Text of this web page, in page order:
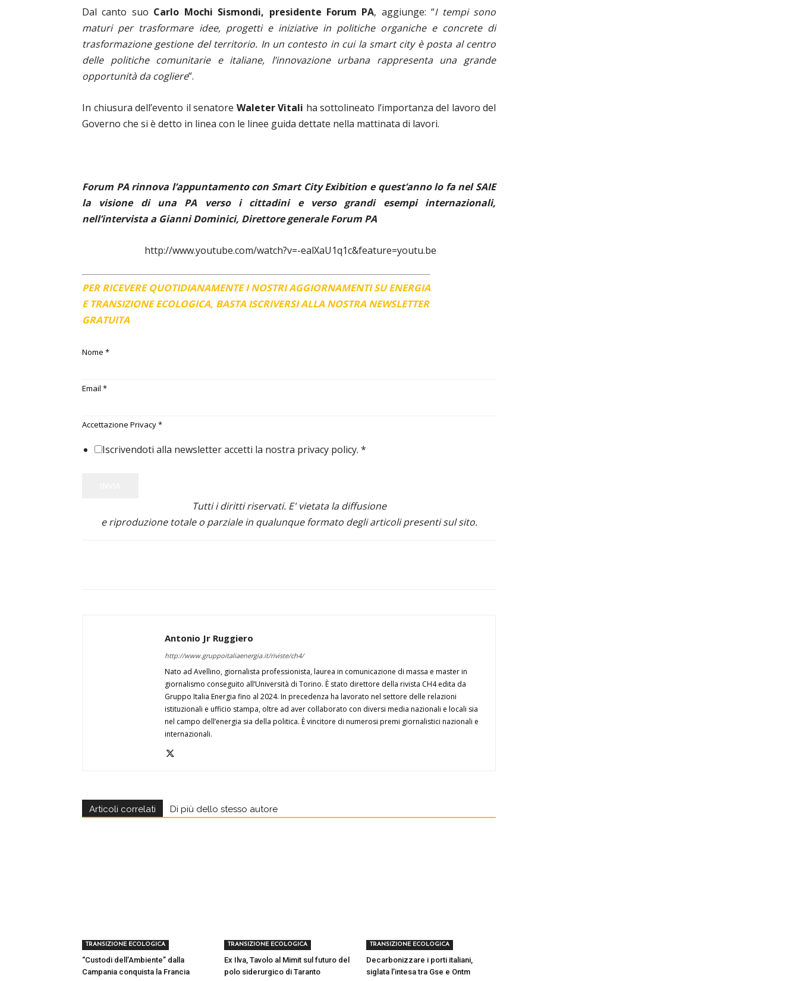
Dal canto suo Carlo Mochi Sismondi, presidente Forum PA, aggiunge: “I tempi sono
maturi per trasformare idee, progetti e iniziative in politiche organiche e concrete di
trasformazione gestione del territorio. In un contesto in cui la smart city è posta al centro
delle politiche comunitarie e italiane, l’innovazione urbana rappresenta una grande
opportunità da cogliere”.
In chiusura dell’evento il senatore Waleter Vitali ha sottolineato l’importanza del lavoro del
Governo che si è detto in linea con le linee guida dettate nella mattinata di lavori.
Forum PA rinnova l’appuntamento con Smart City Exibition e quest’anno lo fa nel SAIE
la visione di una PA verso i cittadini e verso grandi esempi internazionali,
nell’intervista a Gianni Dominici, Direttore generale Forum PA
http://www.youtube.com/watch?v=-ealXaU1q1c&feature=youtu.be
PER RICEVERE QUOTIDIANAMENTE I NOSTRI AGGIORNAMENTI SU ENERGIA
E TRANSIZIONE ECOLOGICA, BASTA ISCRIVERSI ALLA NOSTRA NEWSLETTER
GRATUITA
Nome *
Email *
Accettazione Privacy*
Iscrivendoti alla newsletter accetti la nostra privacy policy. *
Tutti i diritti riservati. E' vietata la diffusione
e riproduzione totale o parziale in qualunque formato degli articoli presenti sul sito.
Antonio Jr Ruggiero
http://www.gruppoitaliaenergia.it/riviste/ch4/
Nato ad Avellino, giornalista professionista, laurea in comunicazione di massa e master in
giornalismo conseguito all’Università di Torino. È stato direttore della rivista CH4 edita da
Gruppo Italia Energia fino al 2024. In precedenza ha lavorato nel settore delle relazioni
istituzionali e ufficio stampa, oltre ad aver collaborato con diversi media nazionali e locali sia
nel campo dell’energia sia della politica. È vincitore di numerosi premi giornalistici nazionali e
internazionali.
Articoli correlati Di più dello stesso autore
TRANSIZIONE ECOLOGICA
“Custodi dell’Ambiente” dalla
Campania conquista la Francia
TRANSIZIONE ECOLOGICA
Ex Ilva, Tavolo al Mimit sul futuro del
polo siderurgico di Taranto
TRANSIZIONE ECOLOGICA
Decarbonizzare i porti italiani,
siglata l’intesa tra Gse e Ontm